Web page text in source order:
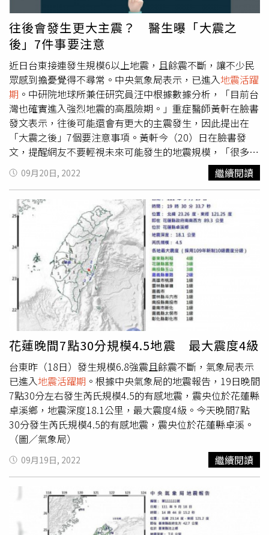
往後會發生更大主震？ 醫生曝「大震之
後」7件事要注意
近日台東接連發生規模6以上地震，且餘震不斷，讓不少民
眾感到擔憂覺得不尋常。中央氣象局表示，已進入地震活躍
期 。中研院地球所兼任研究員汪中根據數據分析，「目前台
灣也確實進入強烈地震的高風險期。」重症醫師黃軒在臉書
發文表示，往後可能還會有更大的主震發生，因此提出在
「大震之後」7個要注意事項。黃軒今（20）日在臉書發
文，提醒網友不要輕視未來可能發生的地震規模，「很多人
以為大地震結束後，就是餘震或小震，殊不知更大的主震往
往發生在後面」，黃軒因此提出專家們一致認同的「大震之
後，7大提醒」。1.保持警覺任何地點發生大地震，皆有可
能只是前震，在接下來的日子應保持警覺，提防近幾日發生
規模更大的地震。2.家人傷勢要主動關注家人是否因地震導
致身體受傷，尤其是家有老人或長期臥床者，他們可能沒有
能力，在當下便告知何處受到傷害。3.廣播報導了解如何善
用廣播媒體，通過廣播報導，能得到許多支援、警示訊息。
地震可能會破壞電訊基地，且地震期間會有許多緊急電話湧
入，因此勿要隨便佔線一直聊天，應留給緊急救援服務使
用。4.禁打火機地震發生可能會導致多地停電，許多地方因
此陷入黑暗，若是在黑暗中要尋找東西，勿要使用打火機，
以免因瓦斯外洩或易燃液體外漏，引發大火。5.用手電筒地
震發生後若停電，建議使用手電筒，並爭取時間檢查家中或
身處的建築物，管路是否毀損、牆壁破裂情況，以防下次地
震造成更嚴重後果。6.尖鋭物品地震發生後，記得要穿鞋移
動，以免踩到地上的尖銳物品而受傷。7.少去山區、海邊大
地震可能會引起海嘯或山崩，因此近期盡量減少在海上或山
區活動，以免突遭危險逃避不及。
09月20日, 2022 繼續閱讀
花蓮晚間7點30分規模4.5地震 最大震度4級
台東昨（18日）發生規模6.8強震且餘震不斷，氣象局表示
已進入地震活躍期 。根據中央氣象局的地震報告，19日晚間
7點30分左右發生芮氏規模4.5的有感地震，震央位於花蓮縣
卓溪鄉，地震深度18.1公里，最大震度4級。今天晚間7點
30分發生芮氏規模4.5的有感地震，震央位於花蓮縣卓溪。
（圖／氣象局）
09月19日, 2022 繼續閱讀